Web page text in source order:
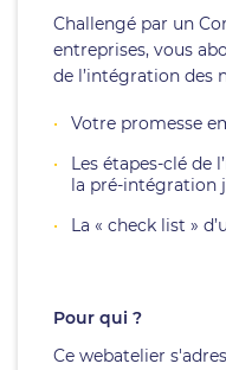
Challengé par un
entreprises, vous
de l’intégration des
Votre promesse
Les étapes-clé de
la pré-intégration
La « check list »
Pour qui ?
Ce webatelier